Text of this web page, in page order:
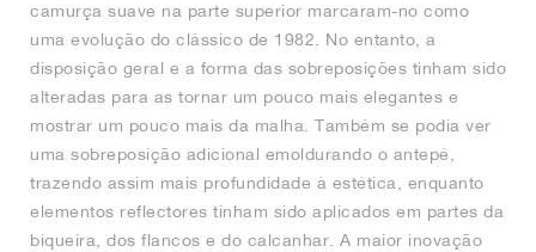
camurça suave na parte superior marcaram-no como
uma evolução do clássico de 1982. No entanto, a
disposição geral e a forma das sobreposições tinham sido
alteradas para as tornar um pouco mais elegantes e
mostrar um pouco mais da malha. Também se podia ver
uma sobreposição adicional emoldurando o antepé,
trazendo assim mais profundidade à estética, enquanto
elementos reflectores tinham sido aplicados em partes da
biqueira, dos flancos e do calcanhar. A maior inovação